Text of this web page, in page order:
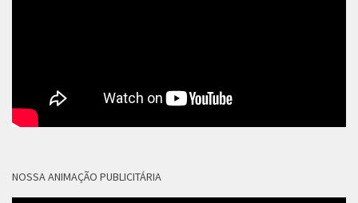
NOSSA ANIMAÇÃO PUBLICITÁRIA